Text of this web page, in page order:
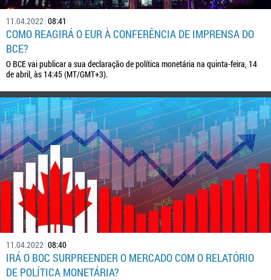
11.04.2022 08:41
COMO REAGIRÁ O EUR À CONFERÊNCIA DE IMPRENSA DO
BCE?
O BCE vai publicar a sua declaração de política monetária na quinta-feira, 14
de abril, às 14:45 (MT/GMT+3).
11.04.2022 08:40
IRÁ O BOC SURPREENDER O MERCADO COM O RELATÓRIO
DE POLÍTICA MONETÁRIA?